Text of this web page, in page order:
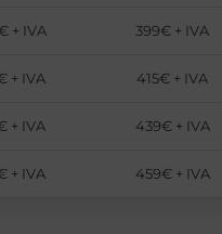
+ IVA 399€ + IVA
+ IVA 415€ + IVA
+ IVA 439€ + IVA
+ IVA 459€ + IVA